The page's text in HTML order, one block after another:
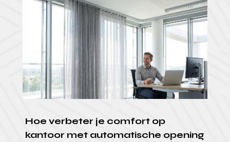
Hoe verbeter je comfort op
kantoor met automatische opening